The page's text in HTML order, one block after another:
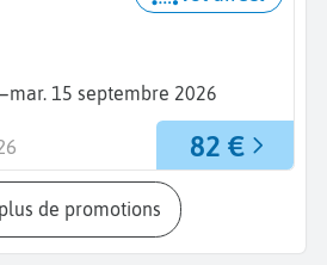
mar. 15 septembre 2026
82 €
plus de promotions